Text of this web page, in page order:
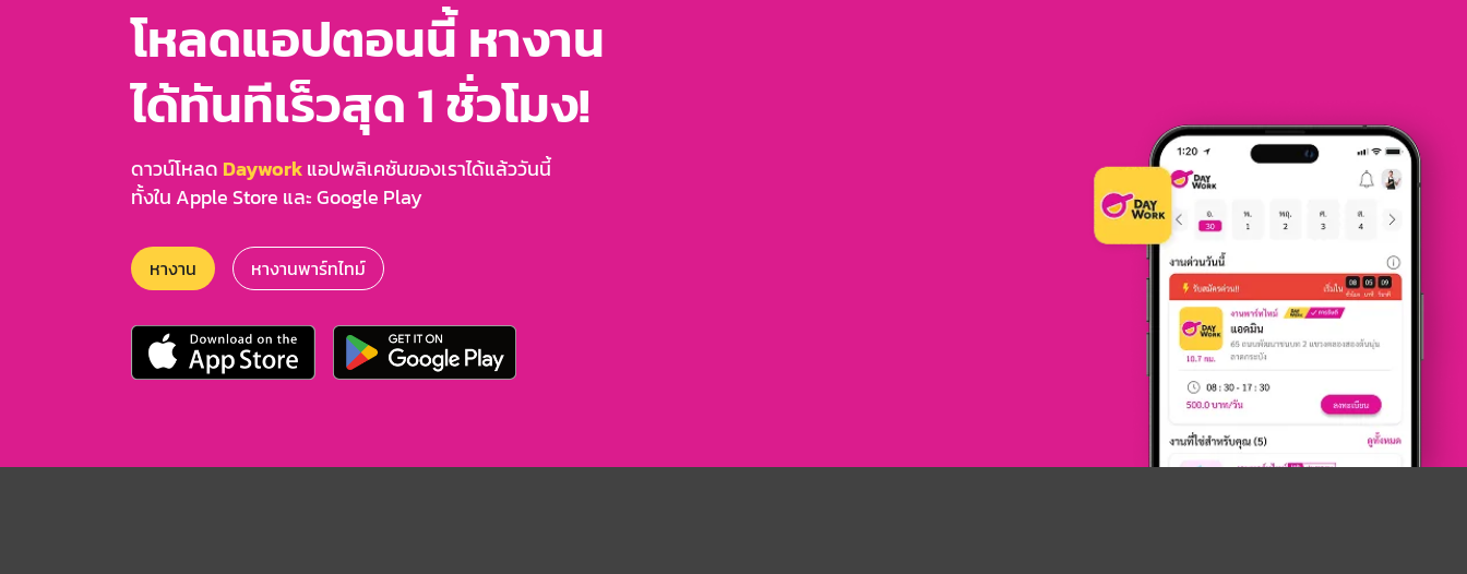
โหลดแอปตอนนี้ หางาน
ได้ทันทีเร็วสุด 1 ชั่วโมง!
ดาวน์โหลด Dayworkแอปพลิเคชันของเราได้แล้ววันนี้
ทั้งใน Apple Store และ Google Play
หางาน หางานพาร์ทไทม์